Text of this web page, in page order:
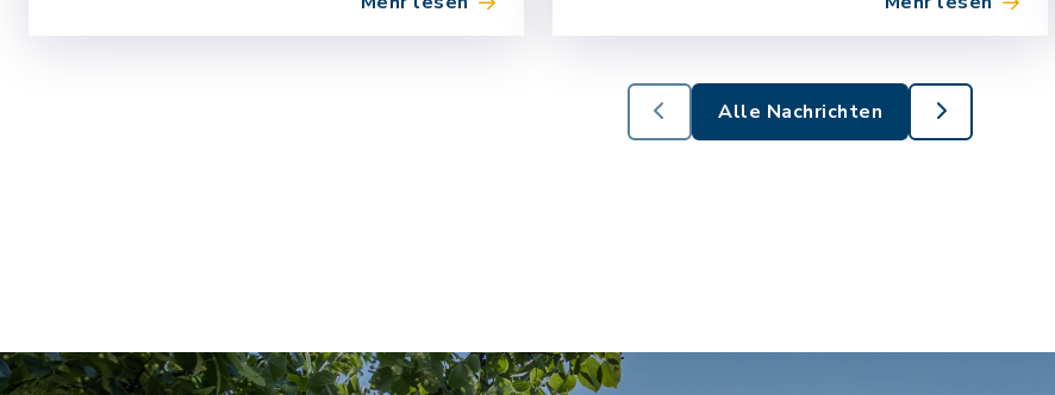
Bischofswerdaerinnen und
werden. Damit die zahlreichen…
Alle Nachrichten